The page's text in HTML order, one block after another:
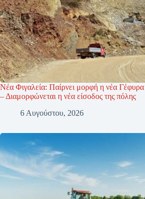
Νέα Φιγαλεία: Παίρνει μορφή η νέα
– Διαμορφώνεται η νέα είσοδος της πόλης
6 Αυγούστου, 2026